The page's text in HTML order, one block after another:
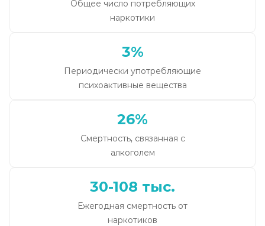
Общее число потребляющих
наркотики
3%
Периодически употребляющие
психоактивные вещества
26%
Смертность, связанная с
алкоголем
30-108 тыс.
Ежегодная смертность от
наркотиков